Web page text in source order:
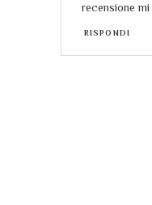
recensione
RISPONDI